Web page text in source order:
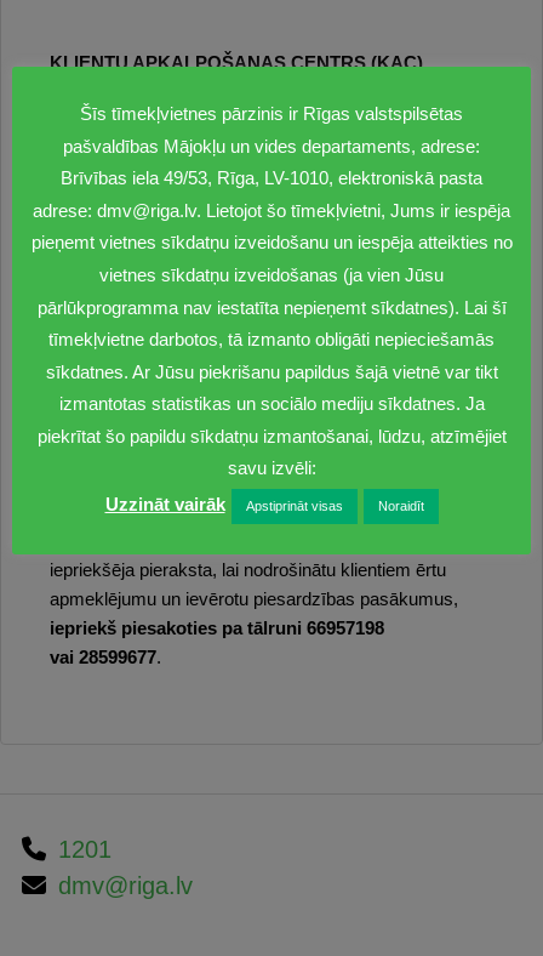
KLIENTU APKALPOŠANAS CENTRS (KAC)
Ērtākai mājokļu klientu apkalpošanu klātienē no 2023.
gada septembra darbojas SIA “Rīgas nami” izveidots
Mājokļu klientu apkalpošanas centrs (KAC) Rīgā,
Brīvības ielā 49/53, 1. stāvā, 15. kabinetā
Ja esat noslēdzis līgumu par dzīvokļa īri sociālajā
dzīvojamā namā un ja radušies jautājumi par līgumu
slēgšanu, grozījumu veikšanu tajos, palīgtelpu
iznomāšanu, autostāvvietu nomu, autostāvvietu
caurlaižu izsniegšanu un citus jautājumiem, kas saistīti
ar sociālās palīdzības dzīvokļu apkalpošanu, aicinam
vērsties šajā centrā pie klientu apkalpošanas un līgumu
Klientus Mājokļu klientu apkalpošanas centrā (KAC)
iepriekšēja pieraksta, lai nodrošinātu klientiem ērtu
apmeklējumu un ievērotu piesardzības pasākumus,
iepriekš piesakoties pa tālruni 66957198
vai 28599677.
1201
dmv@riga.lv
Šīs tīmekļvietnes pārzinis ir Rīgas valstspilsētas
pašvaldības Mājokļu un vides departaments, adrese:
Brīvības iela 49/53, Rīga, LV-1010, elektroniskā pasta
adrese: dmv@riga.lv. Lietojot šo tīmekļvietni, Jums ir iespēja
pieņemt vietnes sīkdatņu izveidošanu un iespēja atteikties no
vietnes sīkdatņu izveidošanas (ja vien Jūsu
pārlūkprogramma nav iestatīta nepieņemt sīkdatnes). Lai šī
tīmekļvietne darbotos, tā izmanto obligāti nepieciešamās
sīkdatnes. Ar Jūsu piekrišanu papildus šajā vietnē var tikt
izmantotas statistikas un sociālo mediju sīkdatnes. Ja
piekrītat šo papildu sīkdatņu izmantošanai, lūdzu, atzīmējiet
savu izvēli:
Uzzināt vairāk
Apstiprināt visas Noraidīt